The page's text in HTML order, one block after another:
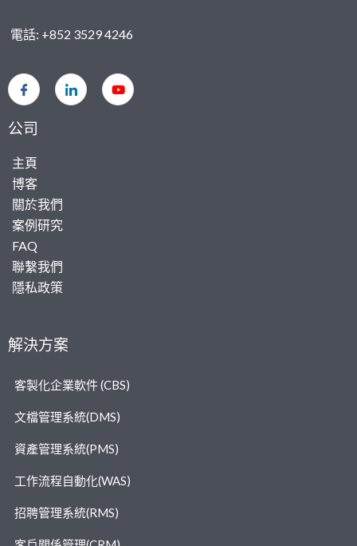
電話: +852 3529 4246
公司
主頁
博客
關於我們
案例研究
FAQ
聯繫我們
隱私政策
解決方案
客製化企業軟件 (CBS)
文檔管理系統(DMS)
資產管理系統(PMS)
工作流程自動化(WAS)
招聘管理系統(RMS)